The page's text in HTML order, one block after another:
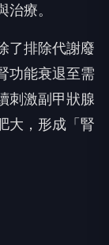
療。
了排除代謝廢
功能衰退至需
刺激副甲狀腺
大，形成「腎